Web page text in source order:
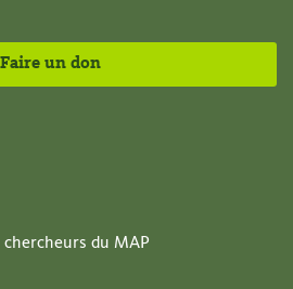
Faire un don
du MAP